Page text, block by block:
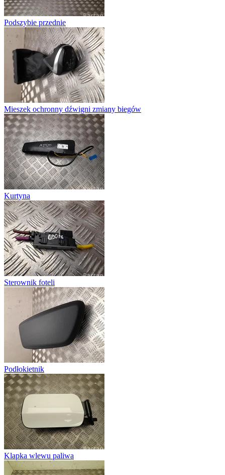
Podszybie przednie
Mieszek ochronny dźwigni zmiany biegów
Kurtyna
Sterownik foteli
Podłokietnik
Klapka wlewu paliwa